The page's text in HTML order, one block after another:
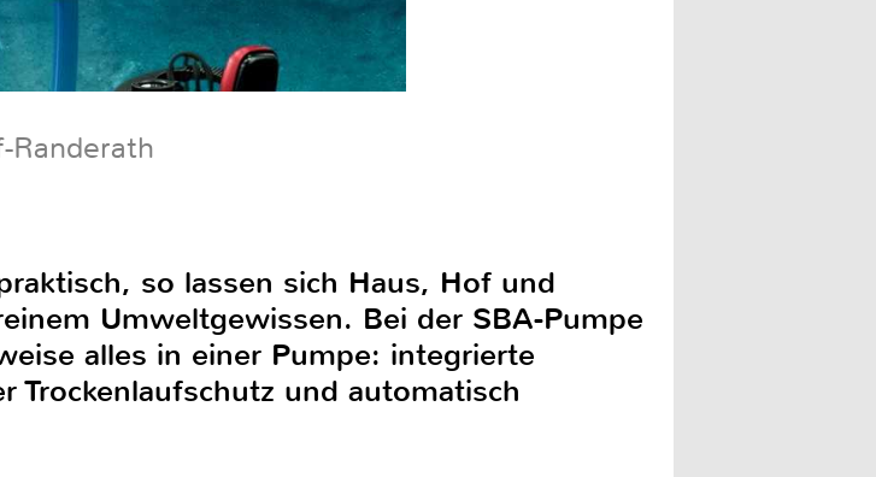
Randerath
so lassen sich Haus, Hof und
Umweltgewissen. Bei der SBA-Pumpe
alles in einer Pumpe: integrierte
Trockenlaufschutz und automatisch